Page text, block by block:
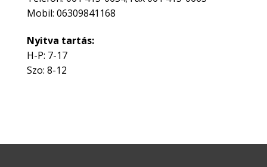
Mobil: 06309841168
Nyitva tartás:
H-P: 7-17
Szo: 8-12